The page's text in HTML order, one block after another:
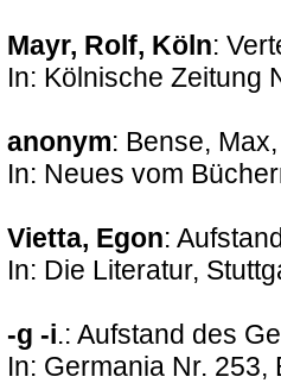
Mayr, Rolf, Köln:
In: Kölnische Zeitung
anonym: Bense,
In: Neues vom
Vietta, Egon:
In: Die Literatur,
-g -i.: Aufstand des
In: Germania Nr.